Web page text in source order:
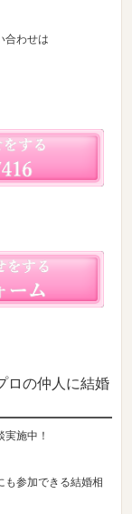
合わせは
ロの仲人に結婚
施中！
も参加できる結婚相